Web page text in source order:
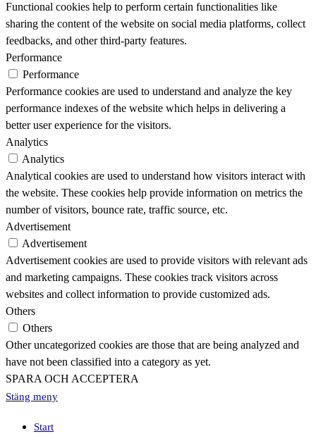
Functional cookies help to perform certain functionalities like
sharing the content of the website on social media platforms, collect
feedbacks, and other third-party features.
Performance
Performance
Performance cookies are used to understand and analyze the key
performance indexes of the website which helps in delivering a
better user experience for the visitors.
Analytics
Analytics
Analytical cookies are used to understand how visitors interact with
the website. These cookies help provide information on metrics the
number of visitors, bounce rate, traffic source, etc.
Advertisement
Advertisement
Advertisement cookies are used to provide visitors with relevant ads
and marketing campaigns. These cookies track visitors across
websites and collect information to provide customized ads.
Others
Others
Other uncategorized cookies are those that are being analyzed and
have not been classified into a category as yet.
SPARA OCH ACCEPTERA
Stäng meny
Start